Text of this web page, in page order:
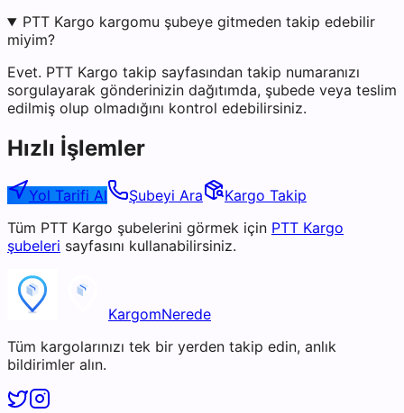
PTT Kargo kargomu şubeye gitmeden takip edebilir
miyim?
Evet. PTT Kargo takip sayfasından takip numaranızı
sorgulayarak gönderinizin dağıtımda, şubede veya teslim
edilmiş olup olmadığını kontrol edebilirsiniz.
Hızlı İşlemler
Yol Tarifi Al Şubeyi Ara
Kargo Takip
Tüm PTT Kargo şubelerini görmek için PTT Kargo
şubeleri sayfasını kullanabilirsiniz.
KargomNerede
Tüm kargolarınızı tek bir yerden takip edin, anlık
bildirimler alın.